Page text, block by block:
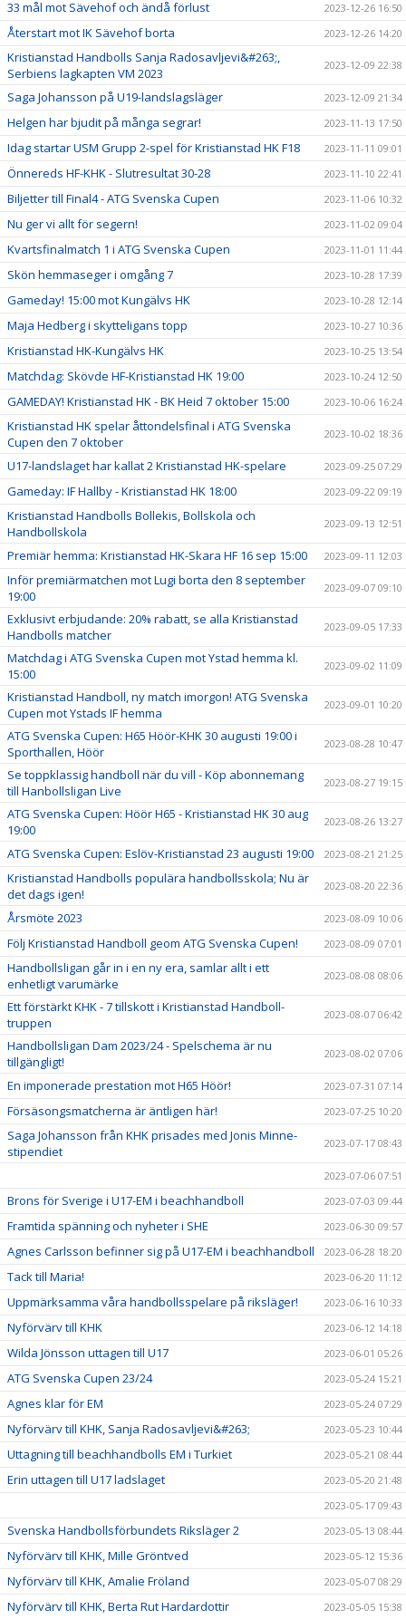
33 mål mot Sävehof och ändå förlust 2023-12-26 16:50
Återstart mot IK Sävehof borta 2023-12-26 14:20
Kristianstad Handbolls Sanja Radosavljevi&#263;,
Serbiens lagkapten VM 2023
2023-12-09 22:38
Saga Johansson på U19-landslagsläger 2023-12-09 21:34
Helgen har bjudit på många segrar! 2023-11-13 17:50
Idag startar USM Grupp 2-spel för Kristianstad HK F18 2023-11-11 09:01
Önnereds HF-KHK - Slutresultat 30-28 2023-11-10 22:41
Biljetter till Final4 - ATG Svenska Cupen 2023-11-06 10:32
Nu ger vi allt för segern! 2023-11-02 09:04
Kvartsfinalmatch 1 i ATG Svenska Cupen 2023-11-01 11:44
Skön hemmaseger i omgång 7 2023-10-28 17:39
Gameday! 15:00 mot Kungälvs HK 2023-10-28 12:14
Maja Hedberg i skytteligans topp 2023-10-27 10:36
Kristianstad HK-Kungälvs HK 2023-10-25 13:54
Matchdag: Skövde HF-Kristianstad HK 19:00 2023-10-24 12:50
GAMEDAY! Kristianstad HK - BK Heid 7 oktober 15:00 2023-10-06 16:24
Kristianstad HK spelar åttondelsfinal i ATG Svenska
Cupen den 7 oktober
2023-10-02 18:36
U17-landslaget har kallat 2 Kristianstad HK-spelare 2023-09-25 07:29
Gameday: IF Hallby - Kristianstad HK 18:00 2023-09-22 09:19
Kristianstad Handbolls Bollekis, Bollskola och
Handbollskola
2023-09-13 12:51
Premiär hemma: Kristianstad HK-Skara HF 16 sep 15:00 2023-09-11 12:03
Inför premiärmatchen mot Lugi borta den 8 september
19:00
2023-09-07 09:10
Exklusivt erbjudande: 20% rabatt, se alla Kristianstad
Handbolls matcher
2023-09-05 17:33
Matchdag i ATG Svenska Cupen mot Ystad hemma kl.
15:00
2023-09-02 11:09
Kristianstad Handboll, ny match imorgon! ATG Svenska
Cupen mot Ystads IF hemma
2023-09-01 10:20
ATG Svenska Cupen: H65 Höör-KHK 30 augusti 19:00 i
Sporthallen, Höör
2023-08-28 10:47
Se toppklassig handboll när du vill - Köp abonnemang
till Hanbollsligan Live
2023-08-27 19:15
ATG Svenska Cupen: Höör H65 - Kristianstad HK 30 aug
19:00
2023-08-26 13:27
ATG Svenska Cupen: Eslöv-Kristianstad 23 augusti 19:00 2023-08-21 21:25
Kristianstad Handbolls populära handbollsskola; Nu är
det dags igen!
2023-08-20 22:36
Årsmöte 2023 2023-08-09 10:06
Följ Kristianstad Handboll geom ATG Svenska Cupen! 2023-08-09 07:01
Handbollsligan går in i en ny era, samlar allt i ett
enhetligt varumärke
2023-08-08 08:06
Ett förstärkt KHK - 7 tillskott i Kristianstad Handboll-
truppen
2023-08-07 06:42
Handbollsligan Dam 2023/24 - Spelschema är nu
tillgängligt!
2023-08-02 07:06
En imponerade prestation mot H65 Höör! 2023-07-31 07:14
Försäsongsmatcherna är äntligen här! 2023-07-25 10:20
Saga Johansson från KHK prisades med Jonis Minne-
stipendiet
2023-07-17 08:43
2023-07-06 07:51
Brons för Sverige i U17-EM i beachhandboll 2023-07-03 09:44
Framtida spänning och nyheter i SHE 2023-06-30 09:57
Agnes Carlsson befinner sig på U17-EM i beachhandboll 2023-06-28 18:20
Tack till Maria! 2023-06-20 11:12
Uppmärksamma våra handbollsspelare på riksläger! 2023-06-16 10:33
Nyförvärv till KHK 2023-06-12 14:18
Wilda Jönsson uttagen till U17 2023-06-01 05:26
ATG Svenska Cupen 23/24 2023-05-24 15:21
Agnes klar för EM 2023-05-24 07:29
Nyförvärv till KHK, Sanja Radosavljevi&#263; 2023-05-23 10:44
Uttagning till beachhandbolls EM i Turkiet 2023-05-21 08:44
Erin uttagen till U17 ladslaget
2023-05-20 21:48
2023-05-17 09:43
Svenska Handbollsförbundets Riksläger 2 2023-05-13 08:44
Nyförvärv till KHK, Mille Gröntved 2023-05-12 15:36
Nyförvärv till KHK, Amalie Fröland 2023-05-07 08:29
Nyförvärv till KHK, Berta Rut Hardardottir 2023-05-05 15:38